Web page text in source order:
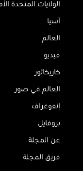
الولايات المتحدة
آسيا
العالم
فيديو
كاريكاتور
العالم في صور
إنفوغراف
بروفايل
عن المجلة
فريق المجلة